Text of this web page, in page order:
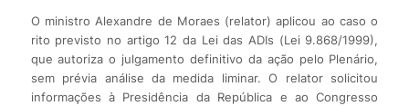
O ministro Alexandre de Moraes (relator) aplicou ao caso o
rito previsto no artigo 12 da Lei das ADIs (Lei 9.868/1999),
que autoriza o julgamento definitivo da ação pelo Plenário,
sem prévia análise da medida liminar. O relator solicitou
informações à Presidência da República e ao Congresso